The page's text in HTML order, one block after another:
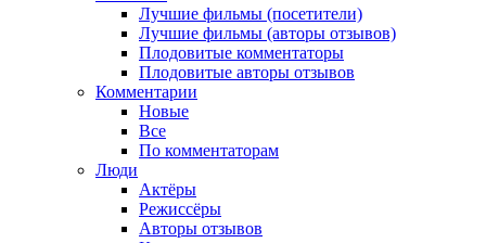
Лучшие фильмы (посетители)
Лучшие фильмы (авторы отзывов)
Плодовитые комментаторы
Плодовитые авторы отзывов
Комментарии
Новые
Все
По комментаторам
Люди
Актёры
Режиссёры
Авторы отзывов